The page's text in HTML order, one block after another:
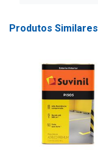
Produtos Similares